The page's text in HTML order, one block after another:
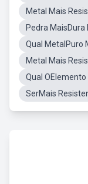
Metal Mais
Pedra MaisDura
Qual MetalPuro
Metal Mais
Qual OElemento
SerMais